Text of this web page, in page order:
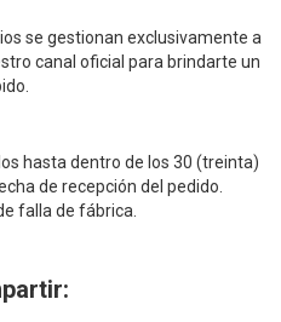
se gestionan exclusivamente a
canal oficial para brindarte un
hasta dentro de los 30 (treinta)
de recepción del pedido.
falla de fábrica.